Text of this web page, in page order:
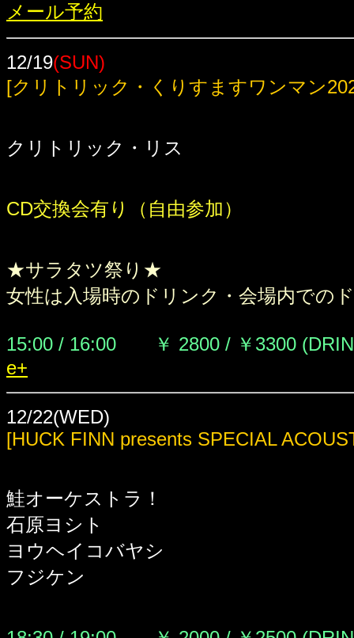
メール予約
12/19(SUN)
[クリトリック・くりすますワンマン
クリトリック・リス
CD交換会有り（自由参加）
★サラタツ祭り★
女性は入場時のドリンク・会場内での
15:00 / 16:00 ￥ 2800 / ￥3300
e+
12/22(WED)
[HUCK FINN presents SPECIAL
鮭オーケストラ！
石原ヨシト
ヨウヘイコバヤシ
フジケン